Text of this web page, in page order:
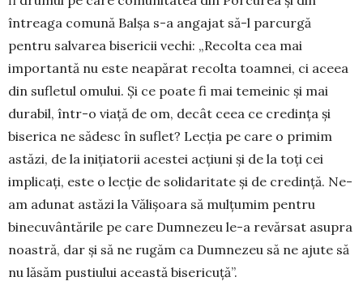
întreaga comună Balșa s-a angajat să-l parcurgă
pentru salvarea bisericii vechi: „Recolta cea mai
importantă nu este neapărat recolta toamnei, ci aceea
din sufletul omului. Și ce poate fi mai temeinic și mai
durabil, într-o viață de om, decât ceea ce credința și
biserica ne sădesc în suflet? Lecția pe care o primim
astăzi, de la inițiatorii acestei acțiuni și de la toți cei
implicați, este o lecție de solidaritate și de credință. Ne-
am adunat astăzi la Vălișoara să mulțumim pentru
binecuvântările pe care Dumnezeu le-a revărsat asupra
noastră, dar și să ne rugăm ca Dumnezeu să ne ajute să
nu lăsăm pustiului această bisericuță”.